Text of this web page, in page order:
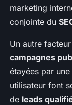
marketing
conjointe du
Un autre
campagnes
étayées par
utilisateur font
de leads